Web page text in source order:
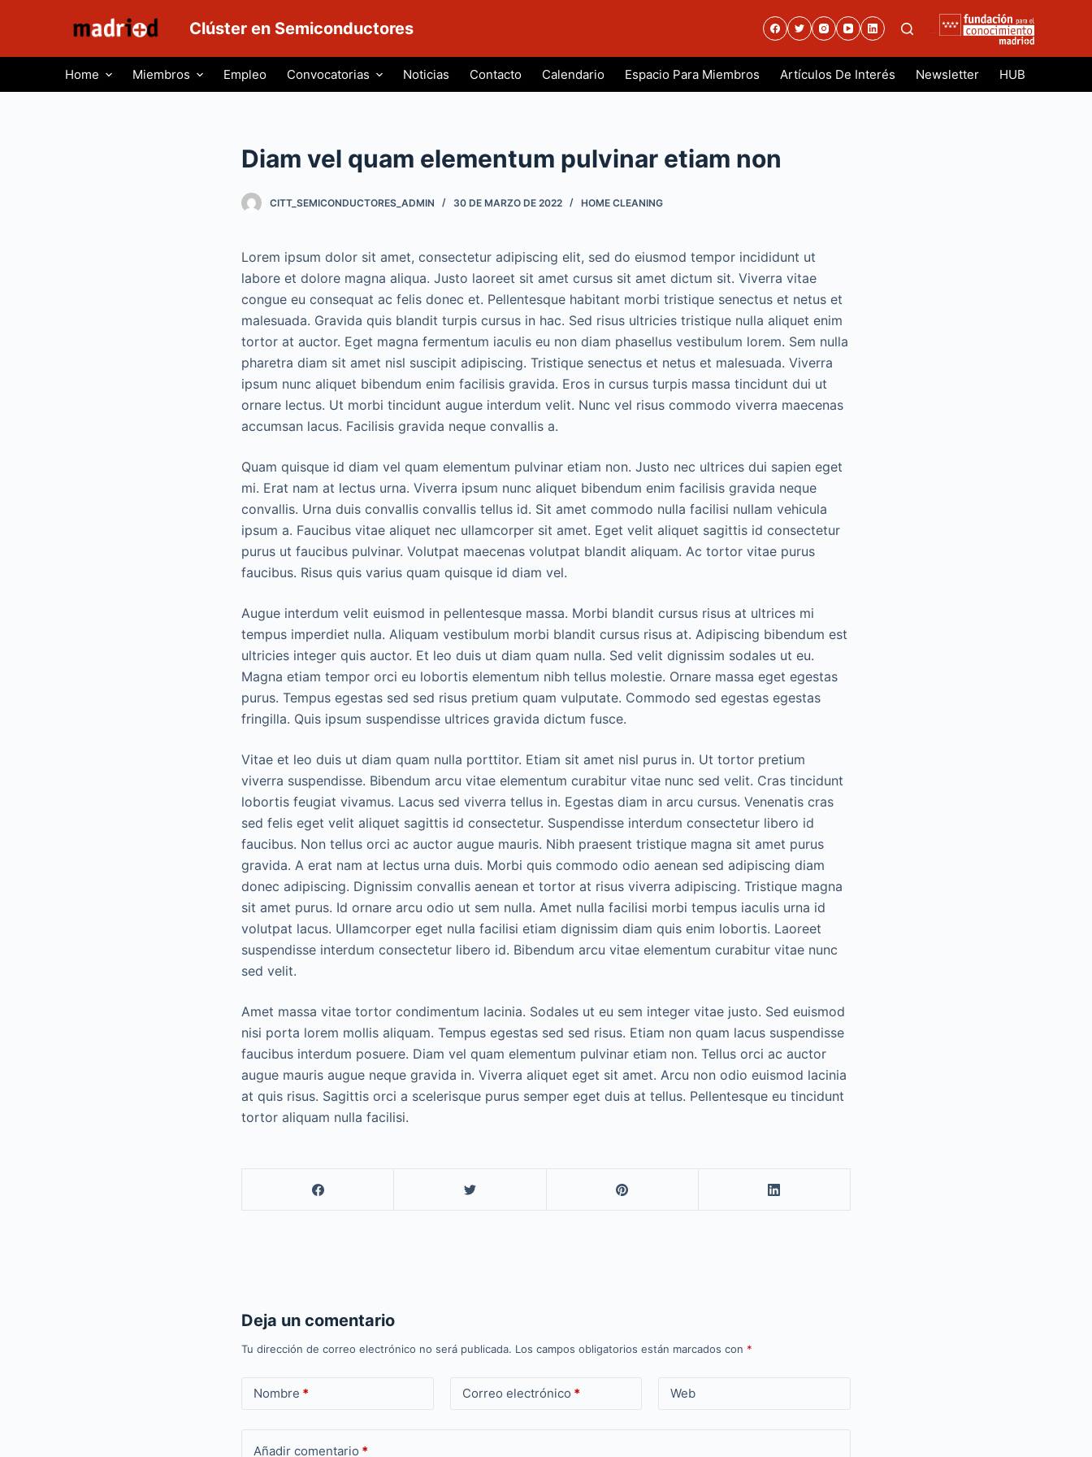
l
Clúster en Semiconductores .
Home Miembros Empleo Convocatorias Noticias Contacto Calendario Espacio Para Miembros Artículos De Interés Newsletter HUB
Diam vel quam elementum pulvinar etiam non
CITT_SEMICONDUCTORES_ADMIN 30 DE MARZO DE 2022 HOME CLEANING
Lorem ipsum dolor sit amet, consectetur adipiscing elit, sed do eiusmod tempor incididunt ut
labore et dolore magna aliqua. Justo laoreet sit amet cursus sit amet dictum sit. Viverra vitae
congue eu consequat ac felis donec et. Pellentesque habitant morbi tristique senectus et netus et
malesuada. Gravida quis blandit turpis cursus in hac. Sed risus ultricies tristique nulla aliquet enim
tortor at auctor. Eget magna fermentum iaculis eu non diam phasellus vestibulum lorem. Sem nulla
pharetra diam sit amet nisl suscipit adipiscing. Tristique senectus et netus et malesuada. Viverra
ipsum nunc aliquet bibendum enim facilisis gravida. Eros in cursus turpis massa tincidunt dui ut
ornare lectus. Ut morbi tincidunt augue interdum velit. Nunc vel risus commodo viverra maecenas
accumsan lacus. Facilisis gravida neque convallis a.
Quam quisque id diam vel quam elementum pulvinar etiam non. Justo nec ultrices dui sapien eget
mi. Erat nam at lectus urna. Viverra ipsum nunc aliquet bibendum enim facilisis gravida neque
convallis. Urna duis convallis convallis tellus id. Sit amet commodo nulla facilisi nullam vehicula
ipsum a. Faucibus vitae aliquet nec ullamcorper sit amet. Eget velit aliquet sagittis id consectetur
purus ut faucibus pulvinar. Volutpat maecenas volutpat blandit aliquam. Ac tortor vitae purus
faucibus. Risus quis varius quam quisque id diam vel.
Augue interdum velit euismod in pellentesque massa. Morbi blandit cursus risus at ultrices mi
tempus imperdiet nulla. Aliquam vestibulum morbi blandit cursus risus at. Adipiscing bibendum est
ultricies integer quis auctor. Et leo duis ut diam quam nulla. Sed velit dignissim sodales ut eu.
Magna etiam tempor orci eu lobortis elementum nibh tellus molestie. Ornare massa eget egestas
purus. Tempus egestas sed sed risus pretium quam vulputate. Commodo sed egestas egestas
fringilla. Quis ipsum suspendisse ultrices gravida dictum fusce.
Vitae et leo duis ut diam quam nulla porttitor. Etiam sit amet nisl purus in. Ut tortor pretium
viverra suspendisse. Bibendum arcu vitae elementum curabitur vitae nunc sed velit. Cras tincidunt
lobortis feugiat vivamus. Lacus sed viverra tellus in. Egestas diam in arcu cursus. Venenatis cras
sed felis eget velit aliquet sagittis id consectetur. Suspendisse interdum consectetur libero id
faucibus. Non tellus orci ac auctor augue mauris. Nibh praesent tristique magna sit amet purus
gravida. A erat nam at lectus urna duis. Morbi quis commodo odio aenean sed adipiscing diam
donec adipiscing. Dignissim convallis aenean et tortor at risus viverra adipiscing. Tristique magna
sit amet purus. Id ornare arcu odio ut sem nulla. Amet nulla facilisi morbi tempus iaculis urna id
volutpat lacus. Ullamcorper eget nulla facilisi etiam dignissim diam quis enim lobortis. Laoreet
suspendisse interdum consectetur libero id. Bibendum arcu vitae elementum curabitur vitae nunc
sed velit.
Amet massa vitae tortor condimentum lacinia. Sodales ut eu sem integer vitae justo. Sed euismod
nisi porta lorem mollis aliquam. Tempus egestas sed sed risus. Etiam non quam lacus suspendisse
faucibus interdum posuere. Diam vel quam elementum pulvinar etiam non. Tellus orci ac auctor
augue mauris augue neque gravida in. Viverra aliquet eget sit amet. Arcu non odio euismod lacinia
at quis risus. Sagittis orci a scelerisque purus semper eget duis at tellus. Pellentesque eu tincidunt
tortor aliquam nulla facilisi.
Deja un comentario
Tu dirección de correo electrónico no será publicada. Los campos obligatorios están marcados con *
Nombre * Correo electrónico * Web
Añadir comentario *